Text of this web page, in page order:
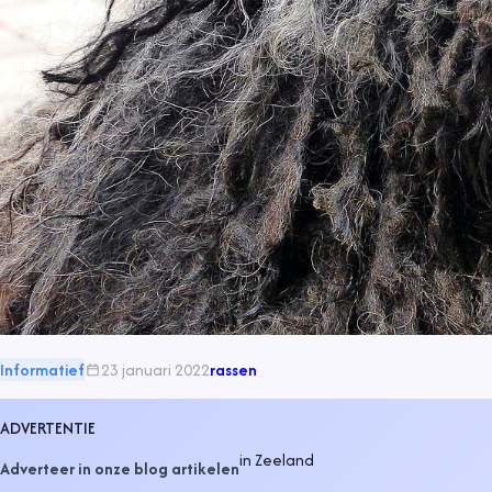
Informatief 23 januari 2022rassen
ADVERTENTIE
Adverteer in onze blog artikeleninZeeland